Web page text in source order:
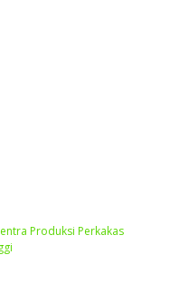
Produksi Perkakas